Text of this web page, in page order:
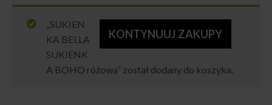
KONTYNUUJ ZAKUPY
„SUKIEN
KA BELLA
SUKIENK
A BOHO różowa” został dodany do koszyka.